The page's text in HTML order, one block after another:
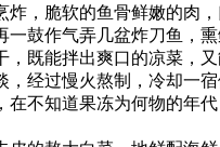
炸，脆软的鱼骨鲜嫩的肉
一鼓作气弄几盆炸刀鱼，
，既能拌出爽口的凉菜，
，经过慢火熬制，冷却一
在不知道果冻为何物的年